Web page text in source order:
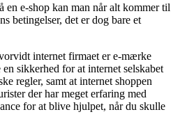
en e-shop kan man når alt kommer til
betingelser, det er dog bare et
internet firmaet er e-mærke
sikkerhed for at internet selskabet
regler, samt at internet shoppen
der har meget erfaring med
for at blive hjulpet, når du skulle